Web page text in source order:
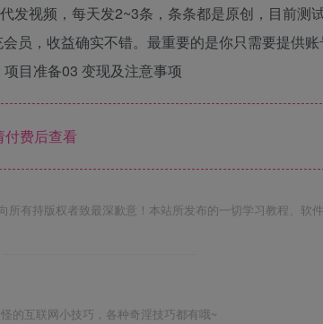
发视频，每天发2~3条，条条都是原创，目前测
员，收益确实不错。最重要的是你只需要提供
目准备03 变现及注意事项
付费后查看
有持版权者致最深歉意！本站所发布的一切学习教程、软
的互联网小技巧，各种奇淫技巧都有哦~